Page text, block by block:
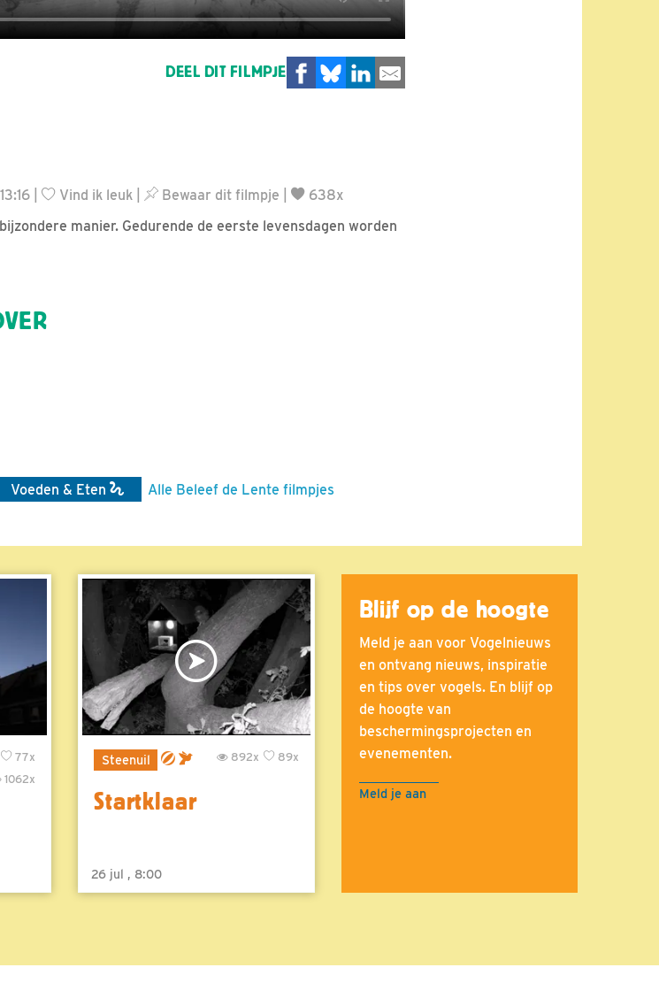
DEEL DIT FILMPJE
| Vind ik leuk Bewaar dit filmpje
638x
manier. Gedurende de eerste levensdagen worden
Voeden & Eten Alle Beleef de Lente filmpjes
77x
1062x
Steenuil 89x
892x
Startklaar
26 jul , 8:00
Blijf op de hoogte
Meld je aan voor Vogelnieuws
en ontvang nieuws, inspiratie
en tips over vogels. En blijf op
de hoogte van
beschermingsprojecten en
evenementen.
Meld je aan